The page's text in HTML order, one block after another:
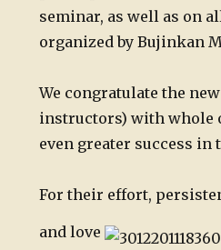
seminar, as well as on
organized by Bujinkan
We congratulate the
instructors) with whole
even greater success in
For their effort,
and love